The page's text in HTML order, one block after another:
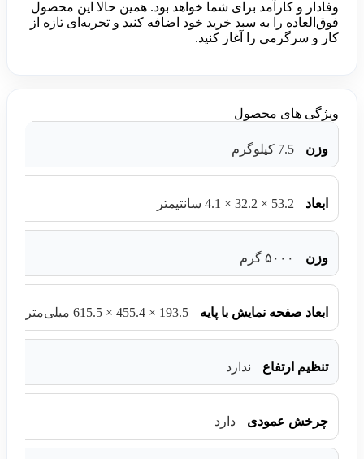
وفادار و کارآمد برای شما خواهد بود. همین حالا این محصول
فوق‌العاده را به سبد خرید خود اضافه کنید و تجربه‌ای تازه از
کار و سرگرمی را آغاز کنید.
ویژگی های محصول
وزن 7.5 کیلوگرم
ابعاد 53.2 × 32.2 × 4.1 سانتیمتر
وزن ۵۰۰۰ گرم
ابعاد صفحه نمایش با پایه 193.5 × 455.4 × 615.5 میلی‌متر
تنظیم ارتفاع ندارد
چرخش عمودی دارد